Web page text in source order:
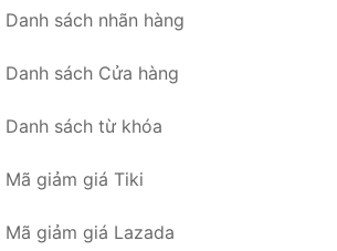
Danh sách nhãn hàng
Danh sách Cửa hàng
Danh sách từ khóa
Mã giảm giá Tiki
Mã giảm giá Lazada